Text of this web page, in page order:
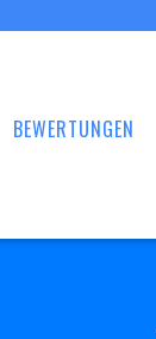
BEWERTUNGEN